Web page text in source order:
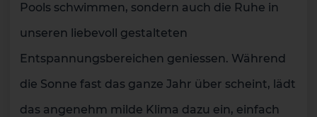
Pools schwimmen, sondern auch die Ruhe in
unseren liebevoll gestalteten
Entspannungsbereichen geniessen. Während
die Sonne fast das ganze Jahr über scheint, lädt
das angenehm milde Klima dazu ein, einfach